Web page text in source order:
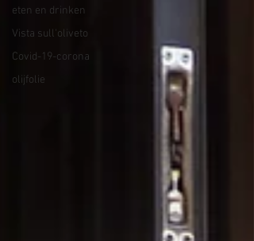
eten en drinken
Vista sull'oliveto
Covid-19-corona
olijfolie